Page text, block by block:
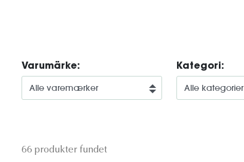
Varumärke: Kategori:
66 produkter fundet